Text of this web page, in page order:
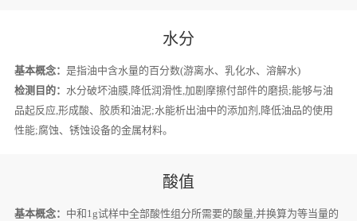
水分
基本概念： 是指油中含水量的百分数(游离水、乳化水、溶解水)
检测目的： 水分破坏油膜,降低润滑性,加剧摩擦付部件的磨损;能够与油
品起反应,形成酸、胶质和油泥;水能析出油中的添加剂,降低油品的使用
性能;腐蚀、锈蚀设备的金属材料。
酸值
基本概念： 中和1g试样中全部酸性组分所需要的酸量,并换算为等当量的